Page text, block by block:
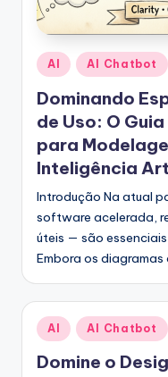
Posted
in
AI AI Chatbot
Dominando
de Uso: O
para
Inteligência
Introdução Na atual
software acelerada,
úteis — são
Embora os diagramas
Posted
in
AI AI Chatbot
Domine o